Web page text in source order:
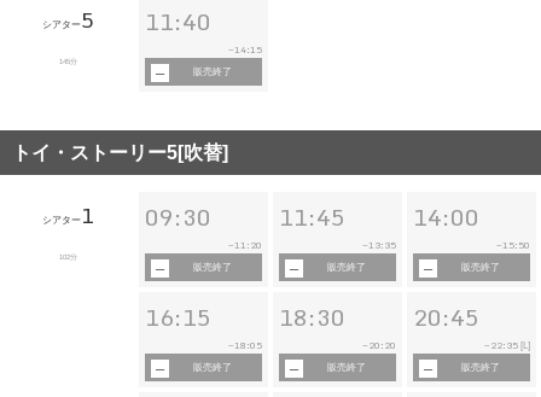
シアター5
145分
11:40
~ 14:15
販売終了
トイ・ストーリー5[吹替]
シアター 1
102分
09:30
~11:20
販売終了
11:45
~13:35
販売終了
14:00
~15:50
販売終了
16:15
~18:05
販売終了
18:30
~ 20:20
販売終了
20:45
~ 22:35 [L]
販売終了